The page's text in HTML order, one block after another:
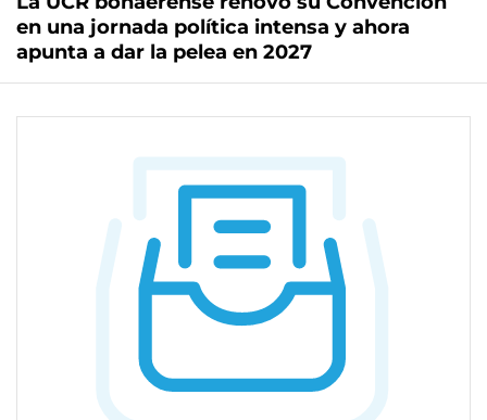
en una jornada política intensa y ahora
apunta a dar la pelea en 2027